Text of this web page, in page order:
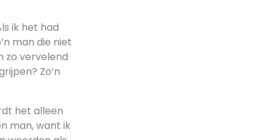
ik het had
man die niet
zo vervelend
Zo’n
het alleen
man, want ik